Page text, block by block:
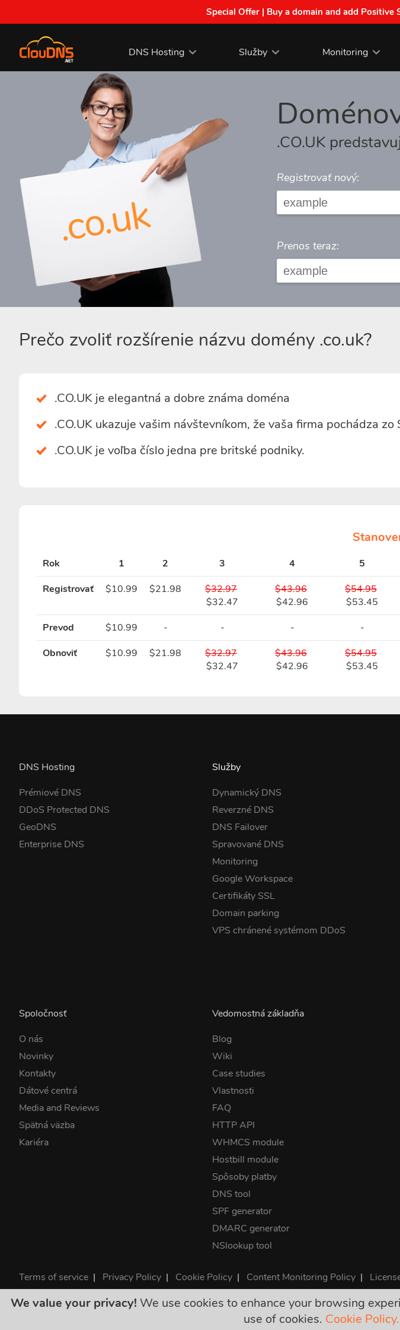
Special Offer | Buy a domain and add Positive
DNS Hosting Služby Monitoring
.co.uk
.CO.UK
Registrovať nový:
Prenos teraz:
Prečo zvoliť rozšírenie názvu domény .co.uk?
.CO.UK je elegantná a dobre známa doména
.CO.UK ukazuje vašim návštevníkom, že vaša firma pochádza
.CO.UK je voľba číslo jedna pre britské podniky.
Rok 1 2 3 4 5
Registrovať
$10.99 $21.98
$32.97
$32.47
$43.96
$42.96
$54.95
$53.45
Prevod
$10.99 - - - -
Obnoviť
$10.99 $21.98
$32.97
$32.47
$43.96
$42.96
$54.95
$53.45
DNS Hosting
Prémiové DNS
DDoS Protected DNS
GeoDNS
Enterprise DNS
Služby
Dynamický DNS
Reverzné DNS
DNS Failover
Spravované DNS
Monitoring
Google Workspace
Certifikáty SSL
Domain parking
VPS chránené systémom DDoS
Spoločnosť
O nás
Novinky
Kontakty
Dátové centrá
Media and Reviews
Spätná väzba
Kariéra
Vedomostná základňa
Blog
Wiki
Case studies
Vlastnosti
FAQ
HTTP API
WHMCS module
Hostbill module
Spôsoby platby
DNS tool
SPF generator
DMARC generator
NSlookup tool
Terms of service | Privacy Policy | Cookie Policy | Content Monitoring Policy |
©2026 ClouDNS
Všetky ceny sú konečné a zahŕňajú všetky
We value your privacy! We use cookies to enhance your browsing
use of cookies. Cookie Policy.